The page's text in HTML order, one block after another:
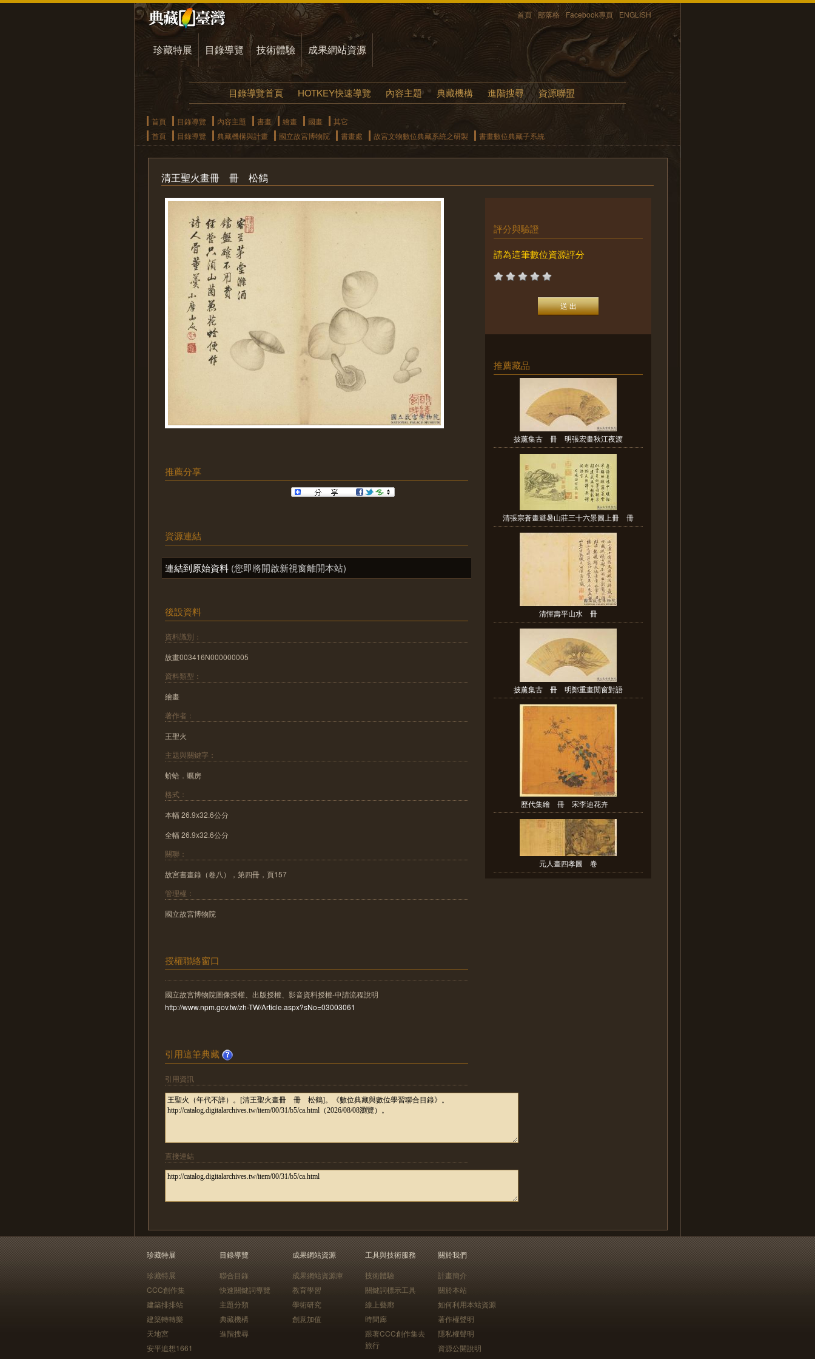
首頁 部落格 Facebook專頁 ENGLISH
珍藏特展 目錄導覽 技術體驗 成果網站資源
目錄導覽首頁 HOTKEY快速導覽 內容主題 典藏機構 進階搜尋 資源聯盟
首頁 目錄導覽 內容主題 書畫 繪畫 國畫
其它
首頁
目錄導覽 典藏機構與計畫 國立故宮博物院 書畫處 故宮文物數位典藏系統之研製 書畫數位典藏子系統
清王聖火畫冊 冊 松鶴
推薦分享
資源連結
連結到原始資料 (您即將開啟新視窗離開本站)
後設資料
資料識別：
故畫003416N000000005
資料類型：
繪畫
著作者：
王聖火
主題與關鍵字：
蚧蛤．蠣房
格式：
本幅 26.9x32.6公分
全幅 26.9x32.6公分
關聯：
故宮書畫錄（卷八），第四冊，頁157
管理權：
國立故宮博物院
授權聯絡窗口
國立故宮博物院圖像授權、出版授權、影音資料授權-申請流程說明
http://www.npm.gov.tw/zh-TW/Article.aspx?sNo=03003061
引用這筆典藏
引用資訊
直接連結
評分與驗證
請為這筆數位資源評分
推薦藏品
披薰集古 冊 明張宏畫秋江夜渡
清張宗蒼畫避暑山莊三十六景圖上冊 冊
清惲壽平山水 冊
披薰集古 冊 明鄭重畫閒窗對語
歷代集繪 冊 宋李迪花卉
元人畫四孝圖 卷
珍藏特展
珍藏特展
CCC創作集
建築排排站
建築轉轉樂
天地宮
安平追想1661
目錄導覽
聯合目錄
快速關鍵詞導覽
主題分類
典藏機構
進階搜尋
成果網站資源
成果網站資源庫
教育學習
學術研究
創意加值
工具與技術服務
技術體驗
關鍵詞標示工具
線上藝廊
時間廊
跟著CCC創作集去
旅行
關於我們
計畫簡介
關於本站
如何利用本站資源
著作權聲明
隱私權聲明
資源公開說明